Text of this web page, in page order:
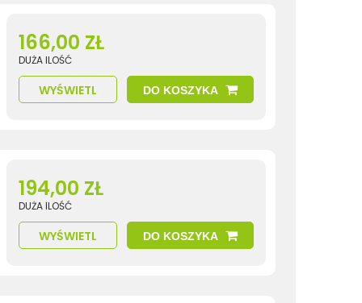
166,00 ZŁ
DUŻA ILOŚĆ
WYŚWIETL DO KOSZYKA
194,00 ZŁ
DUŻA ILOŚĆ
WYŚWIETL DO KOSZYKA